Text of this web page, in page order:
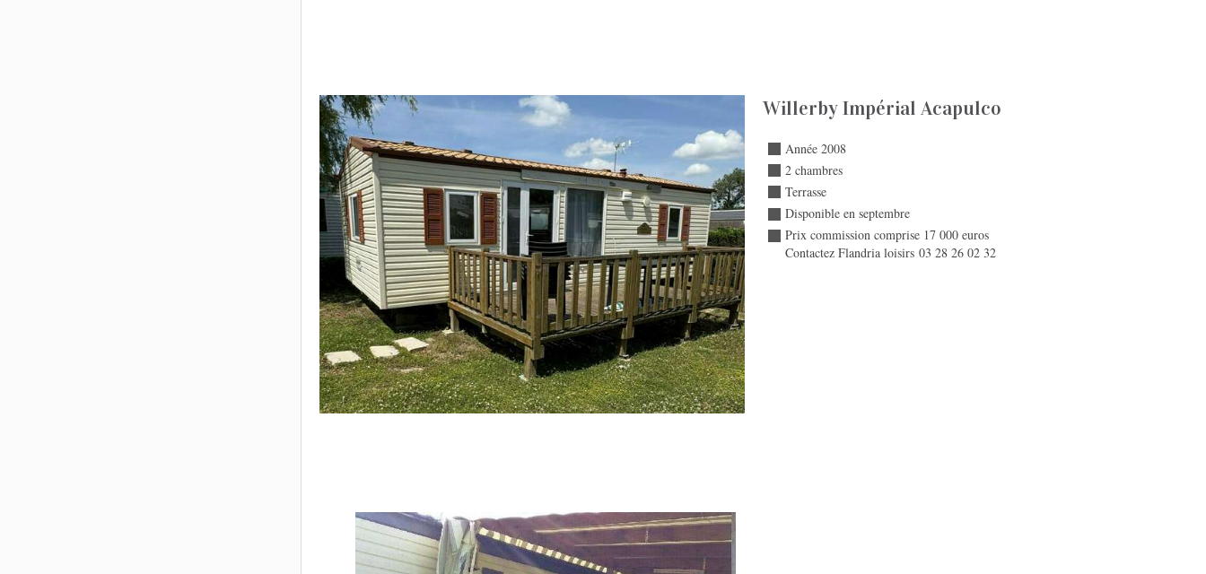
Willerby Impérial Acapulco
Année 2008
2 chambres
Terrasse
Disponible en septembre
Prix commission comprise 17 000 euros
Contactez Flandria loisirs 03 28 26 02 32